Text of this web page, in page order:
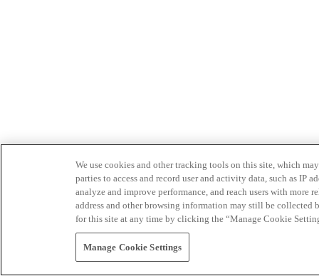
We use cookies and other tracking tools on this site, which
parties to access and record user and activity data, such as IP
analyze and improve performance, and reach users with
address and other browsing information may still be collected
for this site at any time by clicking the “Manage Cookie
Manage Cookie Settings